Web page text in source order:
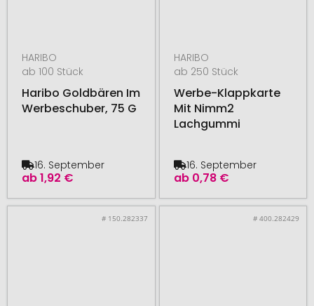
HARIBO
ab 100 Stück
Haribo Goldbären Im
Werbeschuber, 75 G
ab1,92 €
16. September
HARIBO
ab 250 Stück
Werbe-Klappkarte
Mit Nimm2
Lachgummi
ab 0,78 €
16. September
# 150.282337 # 400.282429